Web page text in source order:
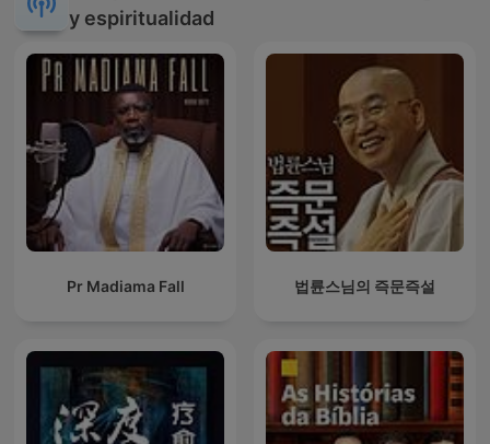
y espiritualidad
Pr Madiama Fall 법륜스님의 즉문즉설